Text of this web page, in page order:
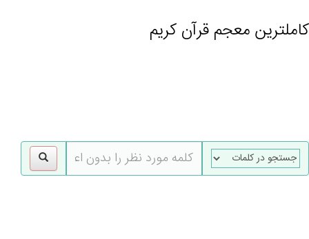
کاملترین معجم قرآن کریم